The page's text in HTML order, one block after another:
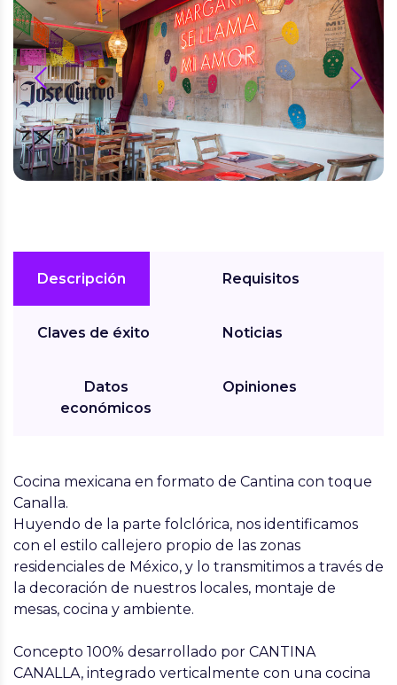
prev next
Descripción
Claves de éxito
Datos
económicos
Requisitos
Noticias
Opiniones
Cocina mexicana en formato de Cantina con toque
Canalla.
Huyendo de la parte folclórica, nos identificamos
con el estilo callejero propio de las zonas
residenciales de México, y lo transmitimos a través de
la decoración de nuestros locales, montaje de
mesas, cocina y ambiente.
Concepto 100% desarrollado por CANTINA
CANALLA, integrado verticalmente con una cocina